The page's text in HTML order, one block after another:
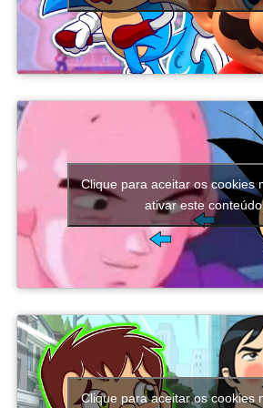
Além disso, a estrutura das missões
campanha fique repetitiva. Existem
combate, exploração, coleta de
e confrontos contra chefes que
diferentes. Como cada arma possui
próprias, o jogador acaba sendo
novos estilos de jogo em vez de
equipamento do início ao fim.
Esqueça capturar
captura criaturas diretamente.
O sistema funciona através da
Conforme enfrenta Digimons nas
informações sobre eles. Quando a
necessário, é possível converter esses
novo Digimon para sua equipe.
Essa mecânica faz bastante sentido
viciante.
Clique para aceitar os cookies
ativar este conteúdo
Clique para aceitar os cookies